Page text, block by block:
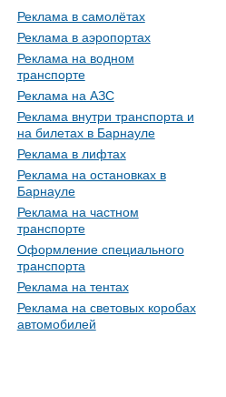
Реклама в самолётах
Реклама в аэропортах
Реклама на водном
транспорте
Реклама на АЗС
Реклама внутри транспорта и
на билетах в Барнауле
Реклама в лифтах
Реклама на остановках в
Барнауле
Реклама на частном
транспорте
Оформление специального
транспорта
Реклама на тентах
Реклама на световых коробах
автомобилей